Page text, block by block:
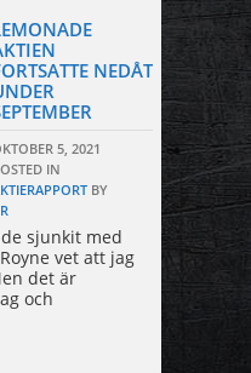
NEDÅT
5, 2021
IN
BY
sjunkit med
vet att jag
det är
och